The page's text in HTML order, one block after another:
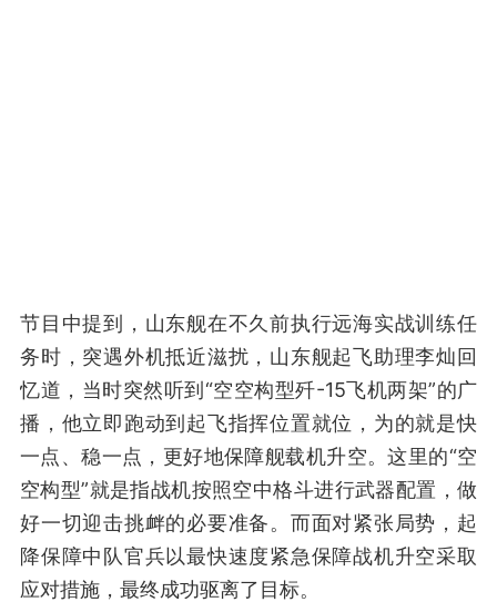
节目中提到，山东舰在不久前执行远海实战训练任
务时，突遇外机抵近滋扰，山东舰起飞助理李灿回
忆道，当时突然听到“空空构型歼-15飞机两架”的广
播，他立即跑动到起飞指挥位置就位，为的就是快
一点、稳一点，更好地保障舰载机升空。这里的“空
空构型”就是指战机按照空中格斗进行武器配置，做
好一切迎击挑衅的必要准备。而面对紧张局势，起
降保障中队官兵以最快速度紧急保障战机升空采取
应对措施，最终成功驱离了目标。